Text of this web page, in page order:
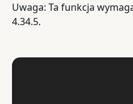
Uwaga: Ta funkcja
4.34.5.